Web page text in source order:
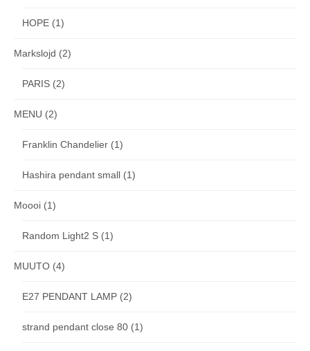
HOPE (1)
Markslojd (2)
PARIS (2)
MENU (2)
Franklin Chandelier (1)
Hashira pendant small (1)
Moooi (1)
Random Light2 S (1)
MUUTO (4)
E27 PENDANT LAMP (2)
strand pendant close 80 (1)